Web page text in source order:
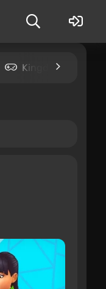
Kingdom Come: